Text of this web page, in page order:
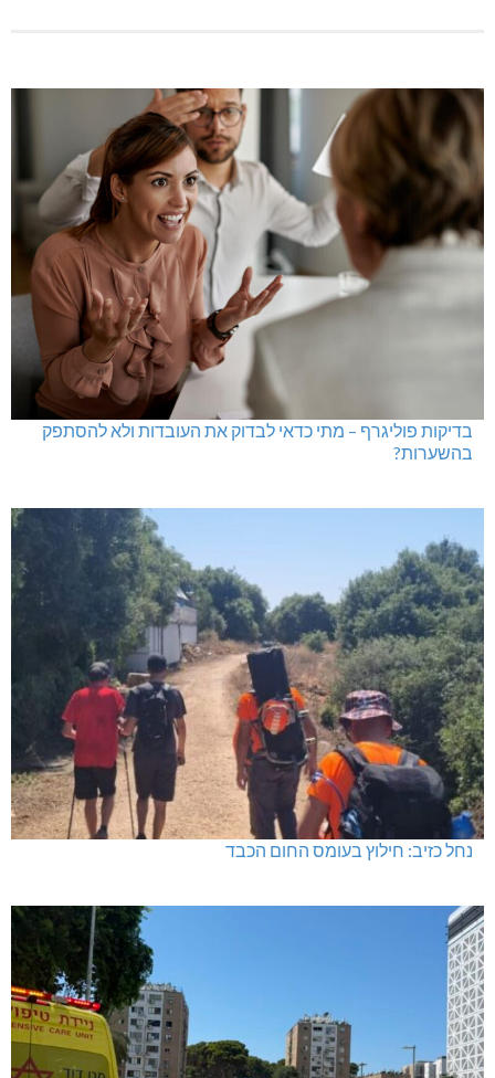
בדיקות פוליגרף – מתי כדאי לבדוק את העובדות ולא להסתפק
בהשערות?
נחל כזיב: חילוץ בעומס החום הכבד